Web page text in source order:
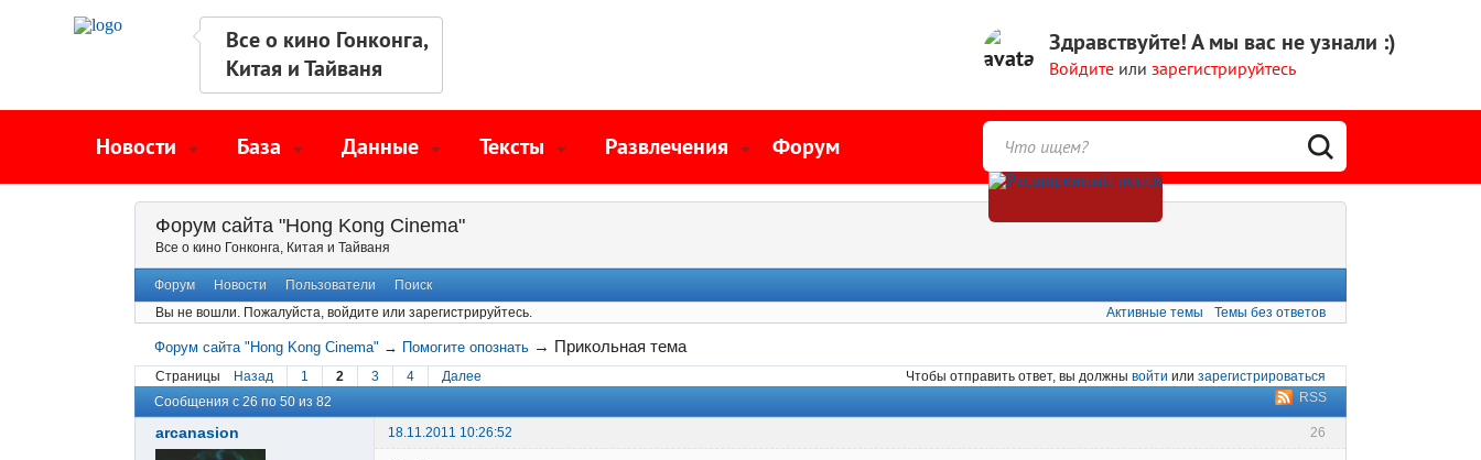
Все о кино Гонконга,
Китая и Тайваня
Здравствуйте!А мы вас не узнали :)
Войдите или зарегистрируйтесь
Новости База Данные Тексты Развлечения Форум
Форум сайта "Hong Kong Cinema"
Все о кино Гонконга, Китая и Тайваня
Форум Новости Пользователи
Поиск
Вы не вошли. Пожалуйста, войдите или зарегистрируйтесь. Активные темы Темы без ответов
Форум сайта "Hong Kong Cinema" → Помогите опознать → Прикольная тема
Страницы Назад 1 2 3 4 Далее Чтобы отправить ответ, вы должны войти или зарегистрироваться
RSS
Сообщения с 26 по 50 из 82
26
arcanasion 18.11.2011 10:26:52